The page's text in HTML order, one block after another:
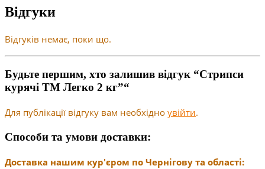
Відгуки
Відгуків немає, поки що.
Будьте першим, хто залишив відгук “Стрипси
курячі ТМ Легко 2 кг”“
Для публікації відгуку вам необхідно увійти.
Способи та умови доставки:
Доставка нашим кур'єром по Чернігову та області: